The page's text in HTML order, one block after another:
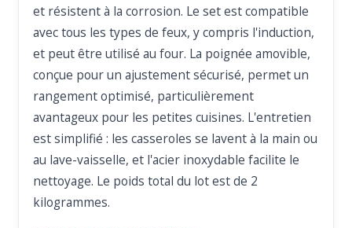
et résistent à la corrosion. Le set est compatible
avec tous les types de feux, y compris l'induction,
et peut être utilisé au four. La poignée amovible,
conçue pour un ajustement sécurisé, permet un
rangement optimisé, particulièrement
avantageux pour les petites cuisines. L'entretien
est simplifié : les casseroles se lavent à la main ou
au lave-vaisselle, et l'acier inoxydable facilite le
nettoyage. Le poids total du lot est de 2
kilogrammes.